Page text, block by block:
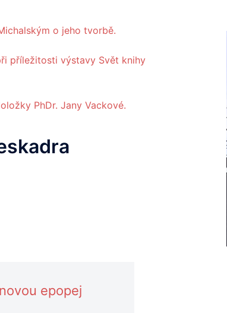
o jeho tvorbě.
příležitosti výstavy Svět knihy
PhDr. Jany Vackové.
epopej